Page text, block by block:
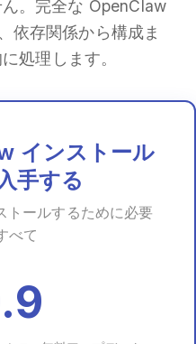
。完全な OpenClaw
依存関係から構成ま
処理します。
インストール
手する
ールするために必要
べて